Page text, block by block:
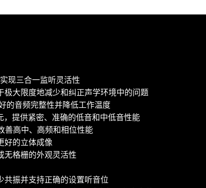
现三合一监听灵活性
大限度地减少和纠正声学环境中的问题
的音频完整性并降低工作温度
提供紧密、准确的低音和中低音性能
善高中、高频和相位性能
好的立体成像
无格栅的外观灵活性
共振并支持正确的设置听音位